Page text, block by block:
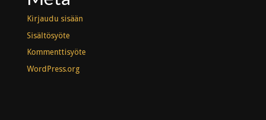
Kirjaudu sisään
Sisältösyöte
Kommenttisyöte
WordPress.org